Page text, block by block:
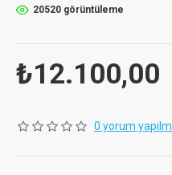
0 yorum
₺12.100,00
20520 görüntüleme